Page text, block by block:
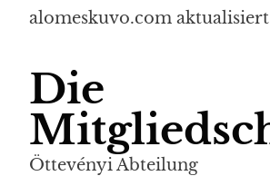
alomeskuvo.com
Die
Öttevényi Abteilung